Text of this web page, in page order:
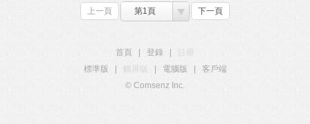
上一頁 第1頁 下一頁
首頁 登錄
標準版
觸屏版 電腦版
客戶端
© Comsenz Inc.